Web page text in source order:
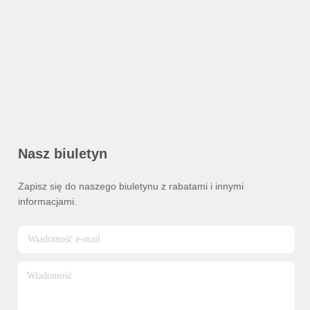
Nasz biuletyn
Zapisz się do naszego biuletynu z rabatami i innymi
informacjami.